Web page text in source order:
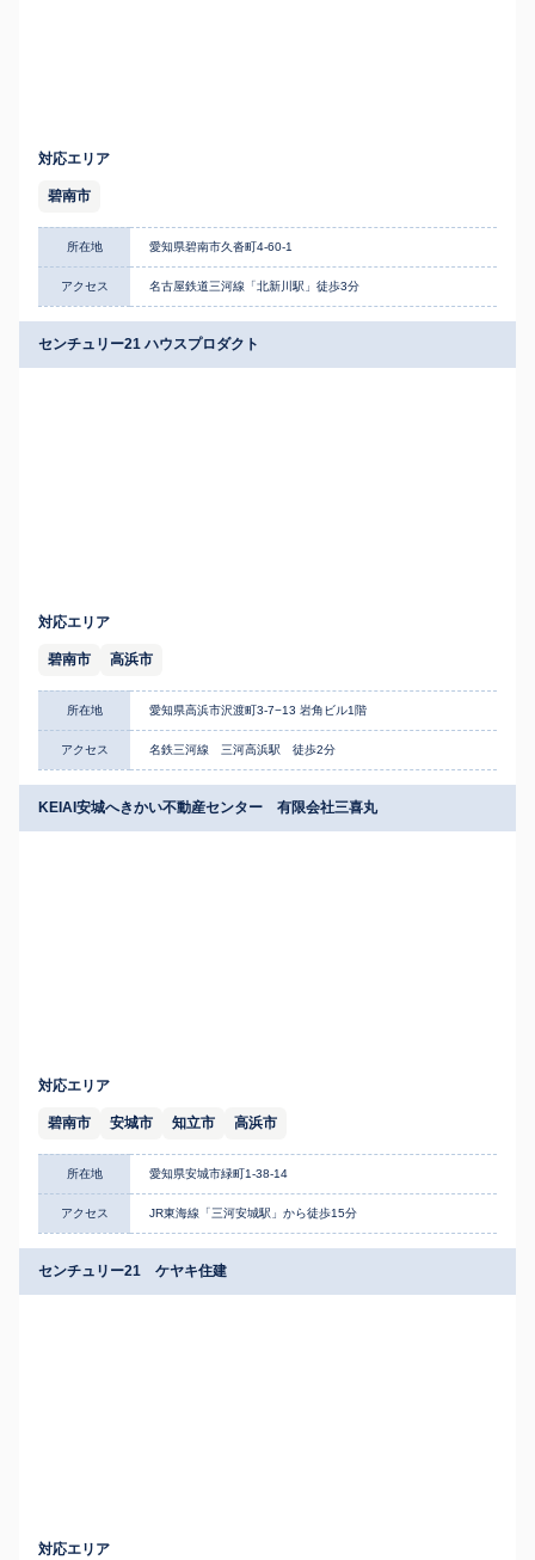
対応エリア
碧南市
所在地 愛知県碧南市久沓町4-60-1
アクセス 名古屋鉄道三河線「北新川駅」徒歩3分
センチュリー21 ハウスプロダクト
対応エリア
碧南市 高浜市
所在地 愛知県高浜市沢渡町3-7−13 岩角ビル1階
アクセス 名鉄三河線 三河高浜駅 徒歩2分
KEIAI安城へきかい不動産センター 有限会社三喜丸
対応エリア
碧南市 安城市 知立市 高浜市
所在地 愛知県安城市緑町1-38-14
アクセス JR東海線「三河安城駅」から徒歩15分
センチュリー21 ケヤキ住建
対応エリア